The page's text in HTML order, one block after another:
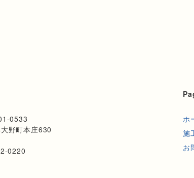
0533
野町本庄630
0220
ホ
施
お